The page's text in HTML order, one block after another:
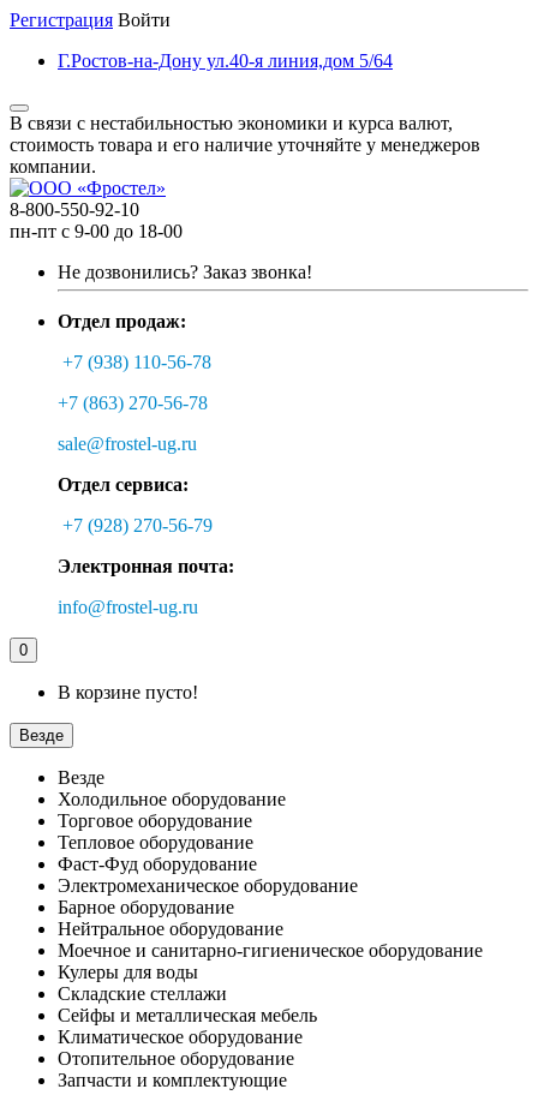
Регистрация Войти
Г.Ростов-на-Дону ул.40-я линия,дом 5/64
В связи с нестабильностью экономики и курса валют,
стоимость товара и его наличие уточняйте у менеджеров
компании.
8-800-550-92-10
пн-пт с 9-00 до 18-00
Не дозвонились? Заказ звонка!
Отдел продаж:
+7 (938) 110-56-78
+7 (863) 270-56-78
sale@frostel-ug.ru
Отдел сервиса:
+7 (928) 270-56-79
Электронная почта:
info@frostel-ug.ru
0
В корзине пусто!
Везде
Везде
Холодильное оборудование
Торговое оборудование
Тепловое оборудование
Фаст-Фуд оборудование
Электромеханическое оборудование
Барное оборудование
Нейтральное оборудование
Моечное и санитарно-гигиеническое оборудование
Кулеры для воды
Складские стеллажи
Сейфы и металлическая мебель
Климатическое оборудование
Отопительное оборудование
Запчасти и комплектующие